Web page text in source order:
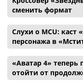
сменить формат
Слухи о MCU:
персонажа в
«Аватар 4»
отойти от